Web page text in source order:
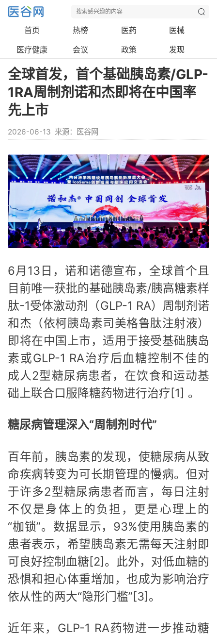
首页 热榜 医药
医械
医疗健康
会议 政策 发现
全球首发，首个基础胰岛素/GLP-
1RA周制剂诺和杰即将在中国率
先上市
2026-06-13 来源：医谷网
6月13日，诺和诺德宣布，全球首个且
目前唯一获批的基础胰岛素/胰高糖素样
肽-1受体激动剂（GLP-1 RA）周制剂诺
和杰（依柯胰岛素司美格鲁肽注射液）
即将在中国上市，适用于接受基础胰岛
素或GLP-1 RA治疗后血糖控制不佳的
成人2型糖尿病患者，在饮食和运动基
础上联合口服降糖药物进行治疗[1] 。
糖尿病管理深入“周制剂时代”
百年前，胰岛素的发现，使糖尿病从致
命疾病转变为可长期管理的慢病。但对
于许多2型糖尿病患者而言，每日注射
不仅是身体上的负担，更是心理上的
“枷锁”。数据显示，93%使用胰岛素的
患者表示，希望胰岛素无需每天注射即
可良好控制血糖[2]。此外，对低血糖的
恐惧和担心体重增加，也成为影响治疗
依从性的两大“隐形门槛”[3]。
近年来，GLP-1 RA药物进一步推动糖